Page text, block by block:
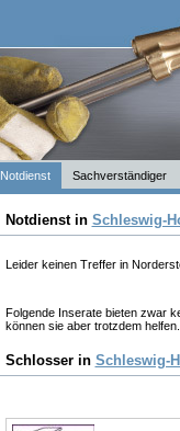
Notdienst Sachverständiger
Notdienst in Schleswig-
Leider keinen Treffer in
Folgende Inserate bieten zwar
können sie aber trotzdem helfen.
Schlosser in Schleswig-